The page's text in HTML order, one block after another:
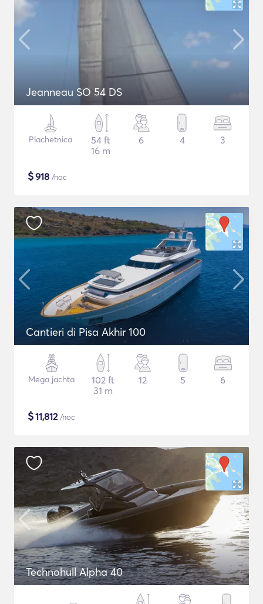
Jeanneau SO 54 DS
Plachetnica
54 ft
16 m
6 4 3
$918 /noc
Cantieri di Pisa Akhir 100
Mega jachta
102 ft
31 m
12 5 6
$11,812/noc
Technohull Alpha 40